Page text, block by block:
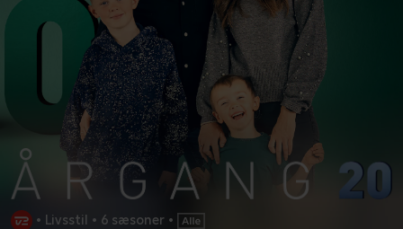
• Livsstil • 6 sæsoner •